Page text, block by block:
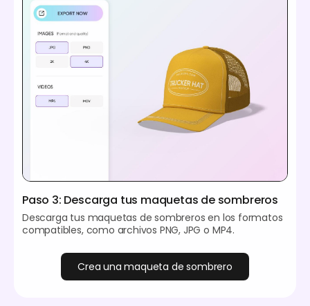
Paso 3: Descarga tus maquetas de sombreros
Descarga tus maquetas de sombreros en los formatos
compatibles, como archivos PNG, JPG o MP4.
Crea una maqueta de sombrero